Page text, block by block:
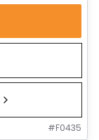
#F0435